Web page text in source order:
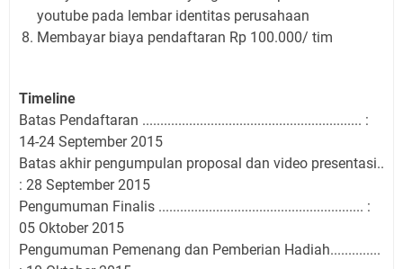
youtube pada lembar identitas perusahaan
Membayar biaya pendaftaran Rp 100.000/ tim
Timeline
Batas Pendaftaran ............................................................. :
14-24 September 2015
Batas akhir pengumpulan proposal dan video presentasi..
: 28 September 2015
Pengumuman Finalis ......................................................... :
05 Oktober 2015
Pengumuman Pemenang dan Pemberian Hadiah..............